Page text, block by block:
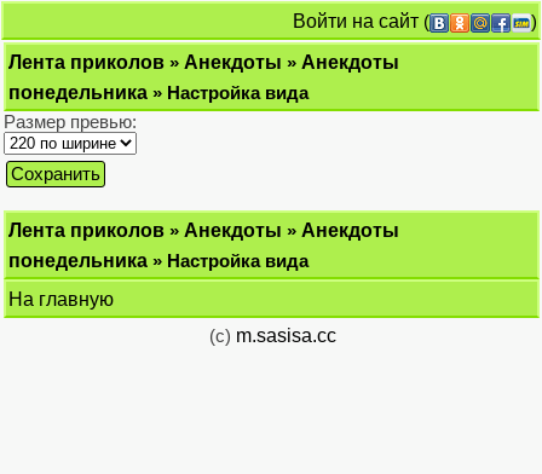
Войти на сайт (
)
Лента приколов » Анекдоты » Анекдоты
понедельника » Настройка вида
Размер превью:
Лента приколов » Анекдоты » Анекдоты
понедельника » Настройка вида
На главную
(c) m.sasisa.cc